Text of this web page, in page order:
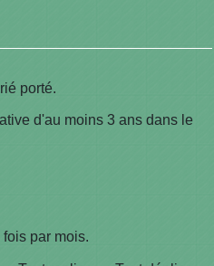
porté.
d'au moins 3 ans dans le
par mois.